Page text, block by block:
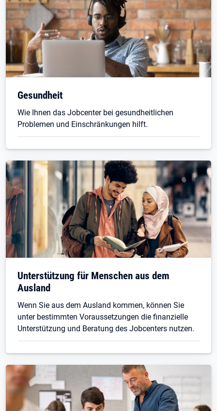
Gesundheit
Wie Ihnen das Jobcenter bei gesundheitlichen
Problemen und Einschränkungen hilft.
Unterstützung für Menschen aus dem
Ausland
Wenn Sie aus dem Ausland kommen, können Sie
unter bestimmten Voraussetzungen die finanzielle
Unterstützung und Beratung des Jobcenters nutzen.